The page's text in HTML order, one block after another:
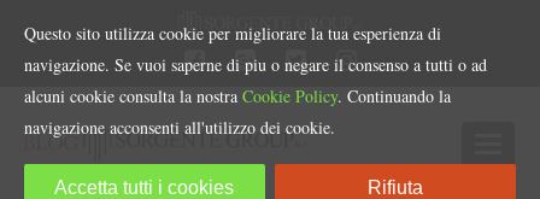
Questo sito utilizza cookie per migliorare la tua esperienza di
navigazione. Se vuoi saperne di piu o negare il consenso a tutti o ad
alcuni cookie consulta la nostra Cookie Policy. Continuando la
navigazione acconsenti all'utilizzo dei cookie.
Accetta tutti i cookies Rifiuta